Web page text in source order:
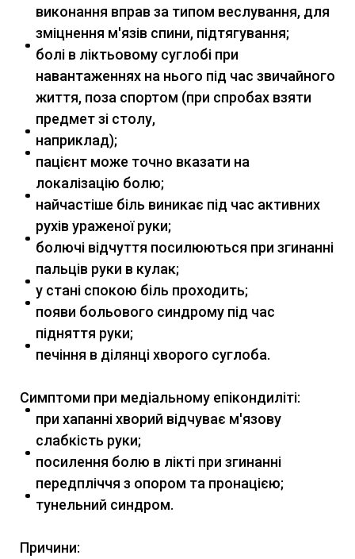
виконання вправ за типом веслування, для
зміцнення м'язів спини, підтягування;
болі в ліктьовому суглобі при
навантаженнях на нього під час звичайного
життя, поза спортом (при спробах взяти
предмет зі столу,
наприклад);
пацієнт може точно вказати на
локалізацію болю;
найчастіше біль виникає під час активних
рухів ураженої руки;
болючі відчуття посилюються при згинанні
пальців руки в кулак;
у стані спокою біль проходить;
появи больового синдрому під час
підняття руки;
печіння в ділянці хворого суглоба.
Симптоми при медіальному епікондиліті:
при хапанні хворий відчуває м'язову
слабкість руки;
посилення болю в лікті при згинанні
передпліччя з опором та пронацією;
тунельний синдром.
Причини: